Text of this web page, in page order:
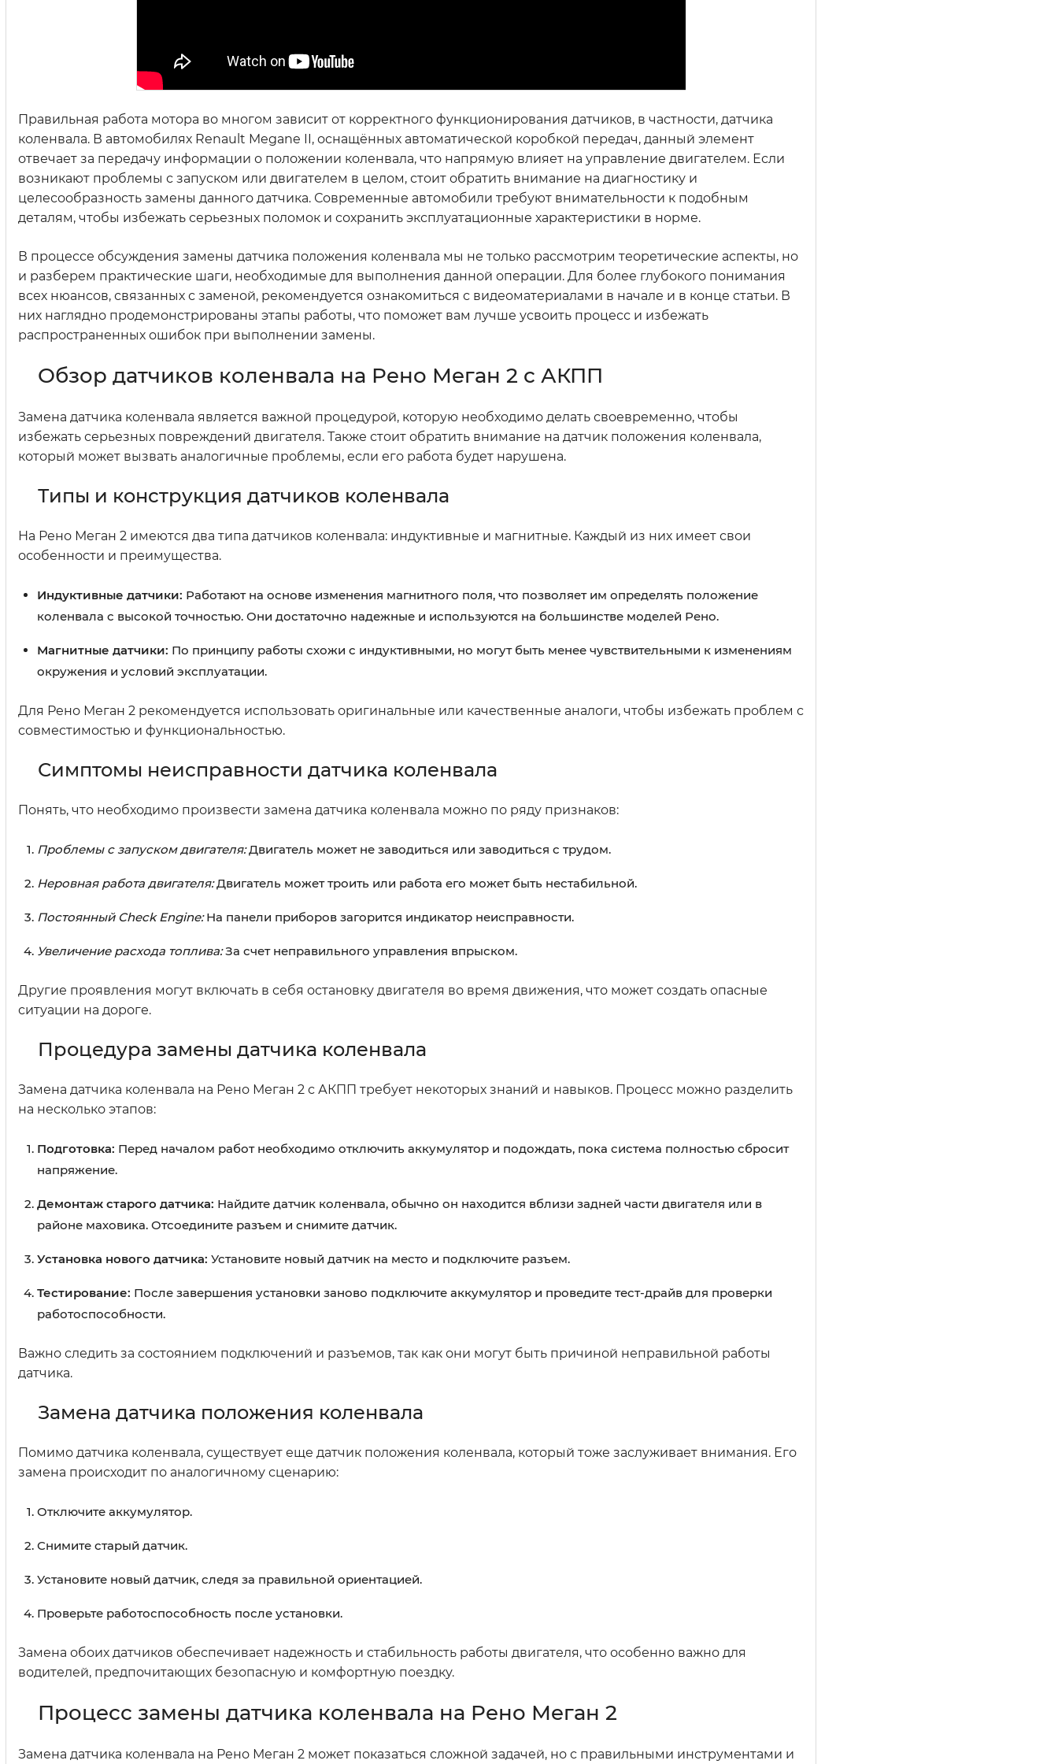
Правильная работа мотора во многом зависит от корректного функционирования датчиков, в частности, датчика
коленвала. В автомобилях Renault Megane II, оснащённых автоматической коробкой передач, данный элемент
отвечает за передачу информации о положении коленвала, что напрямую влияет на управление двигателем. Если
возникают проблемы с запуском или двигателем в целом, стоит обратить внимание на диагностику и
целесообразность замены данного датчика. Современные автомобили требуют внимательности к подобным
деталям, чтобы избежать серьезных поломок и сохранить эксплуатационные характеристики в норме.
В процессе обсуждения замены датчика положения коленвала мы не только рассмотрим теоретические аспекты, но
и разберем практические шаги, необходимые для выполнения данной операции. Для более глубокого понимания
всех нюансов, связанных с заменой, рекомендуется ознакомиться с видеоматериалами в начале и в конце статьи. В
них наглядно продемонстрированы этапы работы, что поможет вам лучше усвоить процесс и избежать
распространенных ошибок при выполнении замены.
Обзор датчиков коленвала на Рено Меган 2 с АКПП
Замена датчика коленвала является важной процедурой, которую необходимо делать своевременно, чтобы
избежать серьезных повреждений двигателя. Также стоит обратить внимание на датчик положения коленвала,
который может вызвать аналогичные проблемы, если его работа будет нарушена.
Типы и конструкция датчиков коленвала
На Рено Меган 2 имеются два типа датчиков коленвала: индуктивные и магнитные. Каждый из них имеет свои
особенности и преимущества.
Индуктивные датчики: Работают на основе изменения магнитного поля, что позволяет им определять положение
коленвала с высокой точностью. Они достаточно надежные и используются на большинстве моделей Рено.
Магнитные датчики: По принципу работы схожи с индуктивными, но могут быть менее чувствительными к изменениям
окружения и условий эксплуатации.
Для Рено Меган 2 рекомендуется использовать оригинальные или качественные аналоги, чтобы избежать проблем с
совместимостью и функциональностью.
Симптомы неисправности датчика коленвала
Понять, что необходимо произвести замена датчика коленвала можно по ряду признаков:
Проблемы с запуском двигателя:Двигатель может не заводиться или заводиться с трудом.
Неровная работа двигателя:Двигатель может троить или работа его может быть нестабильной.
Постоянный Check Engine:На панели приборов загорится индикатор неисправности.
Увеличение расхода топлива:За счет неправильного управления впрыском.
Другие проявления могут включать в себя остановку двигателя во время движения, что может создать опасные
ситуации на дороге.
Процедура замены датчика коленвала
Замена датчика коленвала на Рено Меган 2 с АКПП требует некоторых знаний и навыков. Процесс можно разделить
на несколько этапов:
Подготовка: Перед началом работ необходимо отключить аккумулятор и подождать, пока система полностью сбросит
напряжение.
Демонтаж старого датчика: Найдите датчик коленвала, обычно он находится вблизи задней части двигателя или в
районе маховика. Отсоедините разъем и снимите датчик.
Установка нового датчика: Установите новый датчик на место и подключите разъем.
Тестирование: После завершения установки заново подключите аккумулятор и проведите тест-драйв для проверки
работоспособности.
Важно следить за состоянием подключений и разъемов, так как они могут быть причиной неправильной работы
датчика.
Замена датчика положения коленвала
Помимо датчика коленвала, существует еще датчик положения коленвала, который тоже заслуживает внимания. Его
замена происходит по аналогичному сценарию:
Отключите аккумулятор.
Снимите старый датчик.
Установите новый датчик, следя за правильной ориентацией.
Проверьте работоспособность после установки.
Замена обоих датчиков обеспечивает надежность и стабильность работы двигателя, что особенно важно для
водителей, предпочитающих безопасную и комфортную поездку.
Процесс замены датчика коленвала на Рено Меган 2
Замена датчика коленвала на Рено Меган 2 может показаться сложной задачей, но с правильными инструментами и